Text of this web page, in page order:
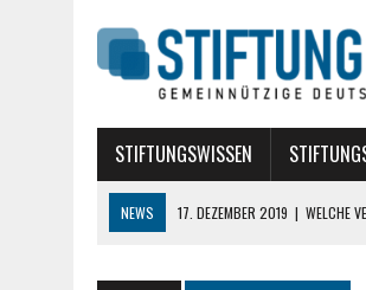
STIFTUNGSWISSEN
NEWS 17. DEZEMBER 2019 | WELCHE